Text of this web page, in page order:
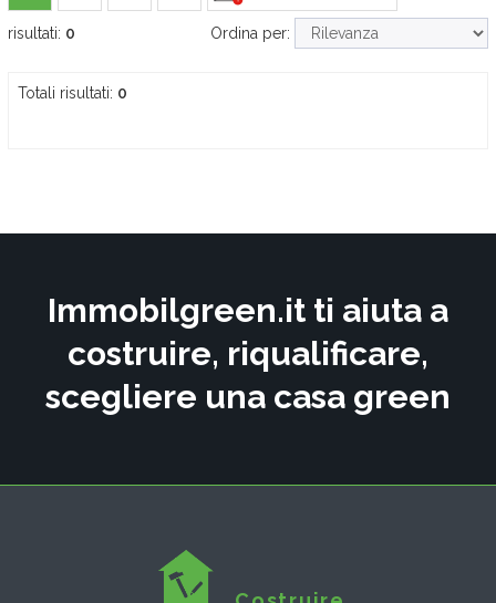
risultati: 0 Ordina per:
Totali risultati: 0
Immobilgreen.it ti aiuta a
costruire, riqualificare,
scegliere una casa green